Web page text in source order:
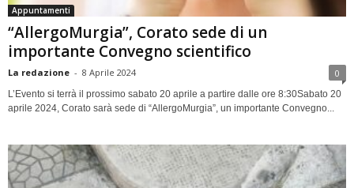
Appuntamenti
“AllergoMurgia”, Corato sede di un
importante Convegno scientifico
La redazione - 8 Aprile 2024 0
L’Evento si terrà il prossimo sabato 20 aprile a partire dalle ore 8:30Sabato 20
aprile 2024, Corato sarà sede di “AllergoMurgia”, un importante Convegno...